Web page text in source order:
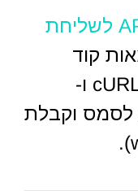
API לשליחת
קוד
מוכנות ב-cURL, PHP, Python ו-
Node.js, כולל חיבור API לסמס וקבלת